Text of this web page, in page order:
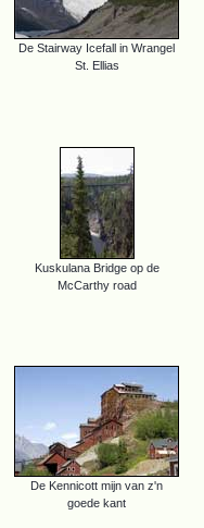
De Stairway Icefall in Wrangel
St. Ellias
Kuskulana Bridge op de
McCarthy road
De Kennicott mijn van z'n
goede kant